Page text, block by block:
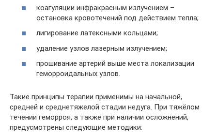
коагуляции инфракрасным излучением –
остановка кровотечений под действием тепла;
лигирование латексными кольцами;
удаление узлов лазерным излучением;
прошивание артерий выше места локализации
геморроидальных узлов.
Такие принципы терапии применимы на начальной,
средней и среднетяжелой стадии недуга. При тяжёлом
течении геморроя, а также при наличии осложнений,
предусмотрены следующие методики: